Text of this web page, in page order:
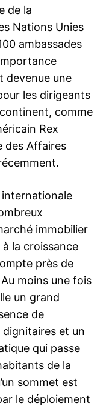
de la
Nations Unies
ambassades
devenue une
les dirigeants
comme
Rex
des Affaires
immobilier
la croissance
près de
moins une fois
un grand
de
dignitaires et un
qui passe
de la
sommet est
le déploiement